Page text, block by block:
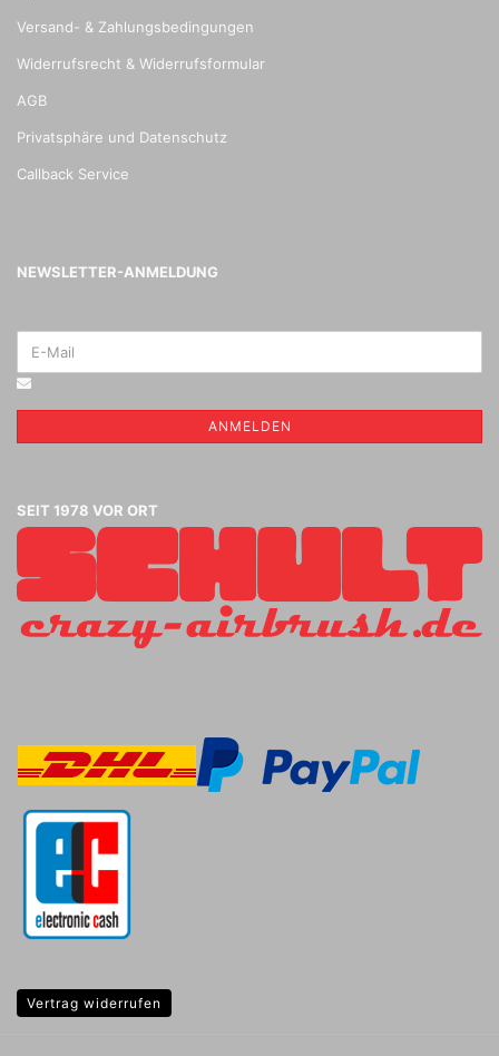
Versand- & Zahlungsbedingungen
Widerrufsrecht & Widerrufsformular
AGB
Privatsphäre und Datenschutz
Callback Service
NEWSLETTER-ANMELDUNG
ANMELDEN
SEIT 1978 VOR ORT
Vertrag widerrufen